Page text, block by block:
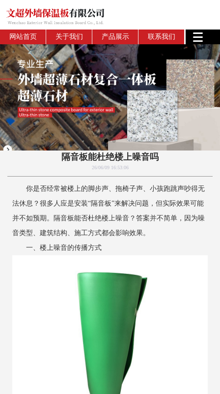
网站首页 关于我们 产品展示 联系我们
隔音板能杜绝楼上噪音吗
26/06/09 16:53:06
你是否经常被楼上的脚步声、拖椅子声、小孩跑跳声吵得无
法休息？很多人应是安装“隔音板”来解决问题，但实际效果可能
并不如预期。隔音板能否杜绝楼上噪音？答案并不简单，因为噪
音类型、建筑结构、施工方式都会影响效果。
一、楼上噪音的传播方式